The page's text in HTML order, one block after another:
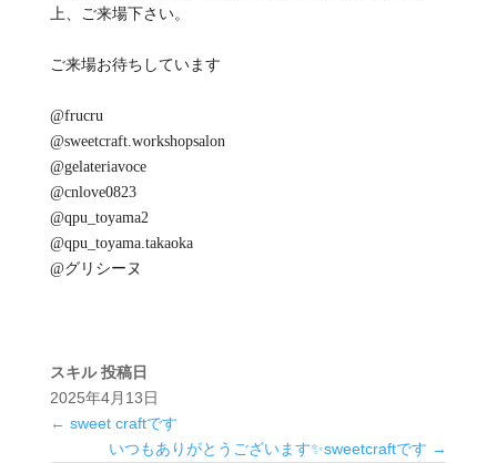
上、ご来場下さい。
ご来場お待ちしています
@frucru
@sweetcraft.workshopsalon
@gelateriavoce
@cnlove0823
@qpu_toyama2
@qpu_toyama.takaoka
@グリシーヌ
スキル 投稿日
2025年4月13日
← sweet craftです
いつもありがとうございます✨sweetcraftです →